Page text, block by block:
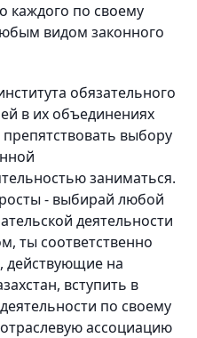
каждого по своему
видом законного
обязательного
в их объединениях
выбору
заниматься.
- выбирай любой
деятельности
ты соответственно
действующие на
вступить в
по своему
ассоциацию